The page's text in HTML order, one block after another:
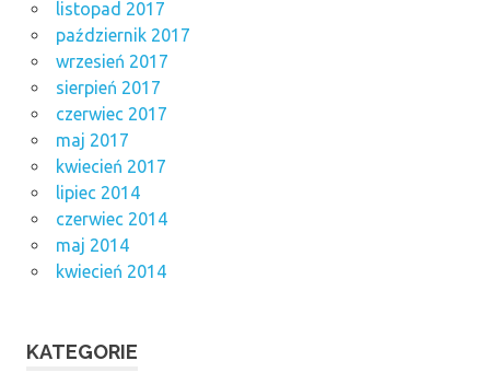
listopad 2017
październik 2017
wrzesień 2017
sierpień 2017
czerwiec 2017
maj 2017
kwiecień 2017
lipiec 2014
czerwiec 2014
maj 2014
kwiecień 2014
KATEGORIE